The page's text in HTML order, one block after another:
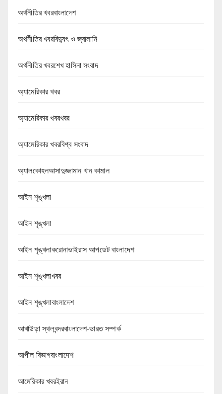
অর্থনীতির খবরবাংলাদেশ
অর্থনীতির খবরবিদ্যুৎ ও জ্বালানি
অর্থনীতির খবরশেখ হাসিনা সংবাদ
অ্যামেরিকার খবর
অ্যামেরিকার খবরখবর
অ্যামেরিকার খবরবিশ্ব সংবাদ
অ্যালকোহলআসাদুজ্জামান খান কামাল
আইন শৃঙ্খলা
আইন শৃঙ্খলা
আইন শৃঙ্খলাকরোনাভাইরাস আপডেট বাংলাদেশ
আইন শৃঙ্খলাখবর
আইন শৃঙ্খলাবাংলাদেশ
আখাউড়া স্থলবন্দরবাংলাদেশ-ভারত সম্পর্ক
আপীল বিভাগবাংলাদেশ
আমেরিকার খবরইরান